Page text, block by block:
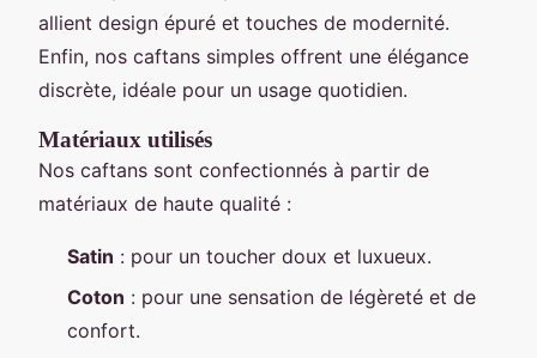
allient design épuré et touches de modernité.
Enfin, nos caftans simples offrent une élégance
discrète, idéale pour un usage quotidien.
Matériaux utilisés
Nos caftans sont confectionnés à partir de
matériaux de haute qualité :
Satin : pour un toucher doux et luxueux.
Coton : pour une sensation de légèreté et de
confort.